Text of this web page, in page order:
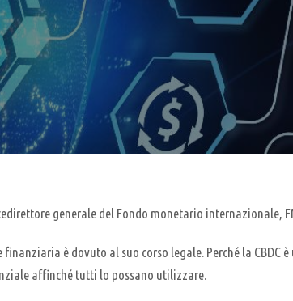
generale del Fondo monetario
è dovuto al suo corso legale. Perché la
affinché tutti lo possano utilizzare.